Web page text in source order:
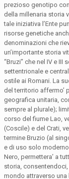
prezioso genotipo
della millenaria storia
tale iniziativa l’Ente
risorse genetiche
denominazioni che
un’importante storia
“Bruzi” che nel IV e III
settentrionale e
ostile ai Romani. La
del territorio affermo’
geografica unitaria,
sempre al plurale);
corso del fiume Lao,
(Coscile) e del Crati,
termine Bruzio (al
e di uso solo
Nero, permettera’ a
storia,
mondo attraverso